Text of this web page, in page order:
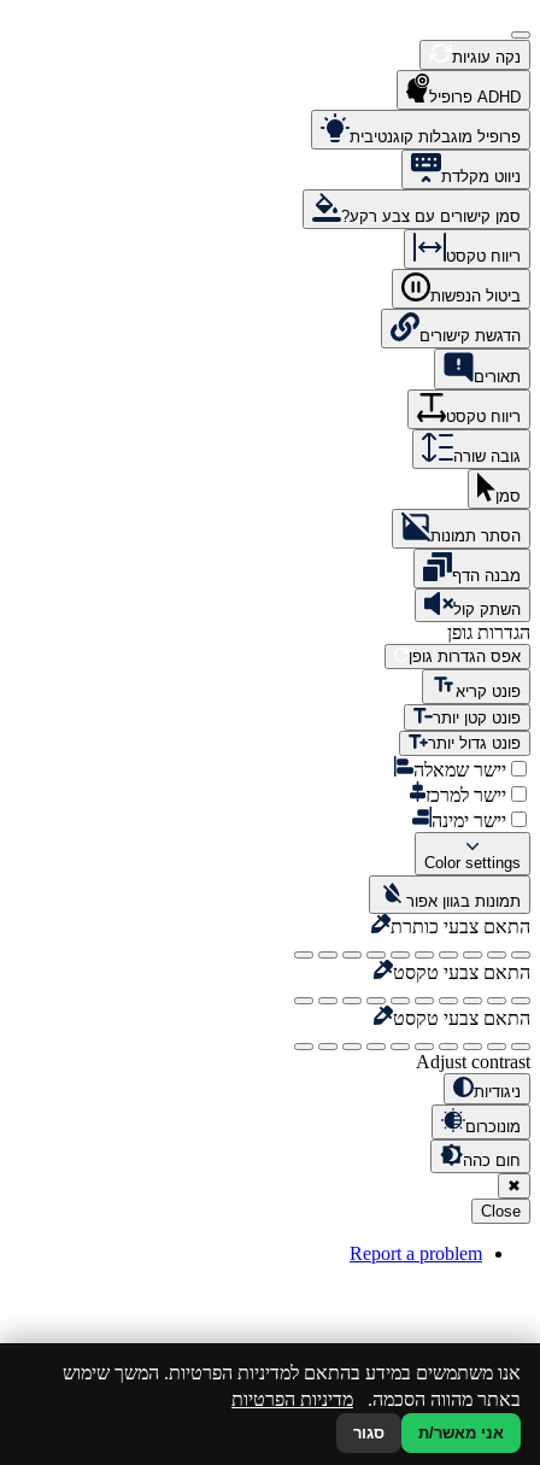
נקה עוגיות
ADHD פרופיל
פרופיל מוגבלות קוגנטיבית
ניווט מקלדת
סמן קישורים עם צבע רקע?
ריווח טקסט
ביטול הנפשות
הדגשת קישורים
תאורים
ריווח טקסט
גובה שורה
סמן
הסתר תמונות
מבנה הדף
השתק קול
הגדרות גופן
אפס הגדרות גופן
פונט קריא
פונט קטן יותר
פונט גדול יותר
יישר שמאלה
יישר למרכז
יישר ימינה
Color settings
תמונות בגוון אפור
התאם צבעי כותרת
התאם צבעי טקסט
התאם צבעי טקסט
Adjust contrast
ניגודיות
מונוכרום
חום כהה
✖
Close
Report a problem
אנו משתמשים במידע בהתאם למדיניות הפרטיות. המשך שימוש
באתר מהווה הסכמה. מדיניות הפרטיות
אני מאשר/ת סגור